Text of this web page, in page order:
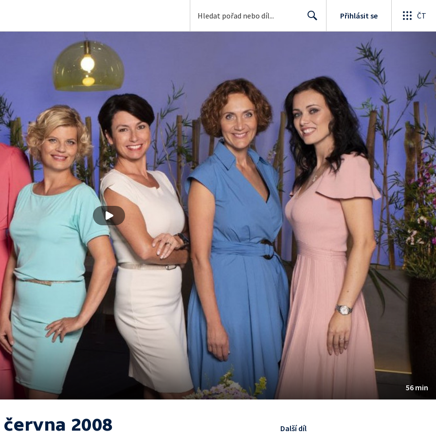
Přihlásit se ČT
56 min
června 2008 Další díl